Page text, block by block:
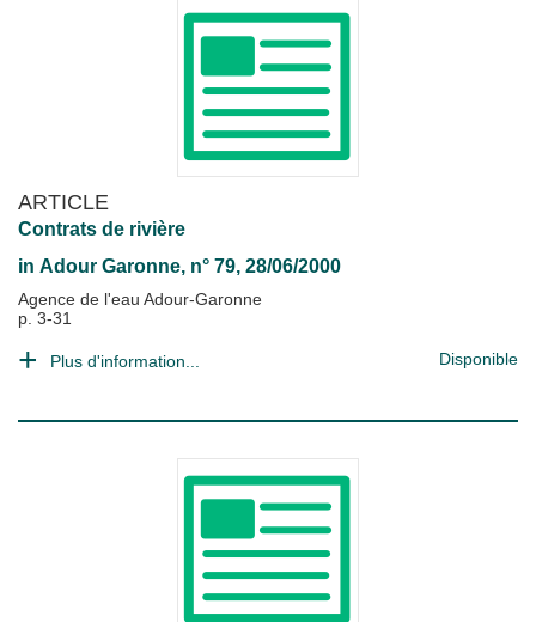
ARTICLE
Contrats de rivière
in Adour Garonne, n° 79, 28/06/2000
Agence de l'eau Adour-Garonne
p. 3-31
Plus d'information... Disponible